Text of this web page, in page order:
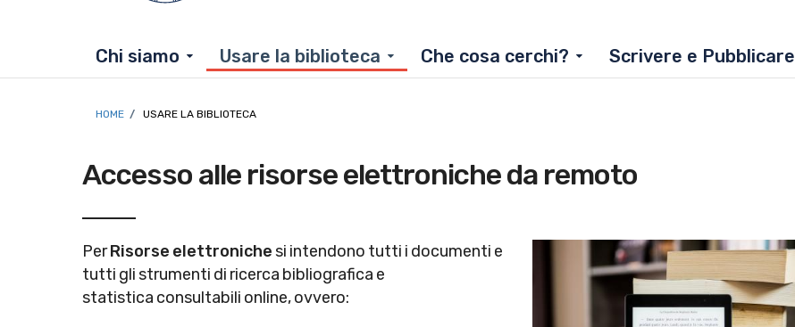
Chi siamo Usare la biblioteca Che cosa cerchi? Scrivere e Pubblicare
Briciole di pane
HOME / USARE LA BIBLIOTECA
Accesso alle risorse elettroniche da remoto
PerRisorse elettronichesi intendono tutti i documenti e
tutti gli strumenti di ricerca bibliografica e
statistica consultabili online, ovvero: